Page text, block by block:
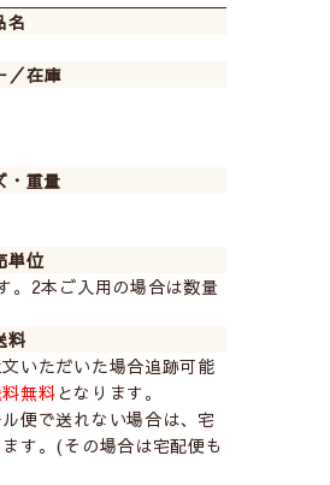
名
／在庫
・重量
単位
。2本ご入用の場合は数量
料
いただいた場合追跡可能
無料となります。
便で送れない場合は、宅
す。(その場合は宅配便も